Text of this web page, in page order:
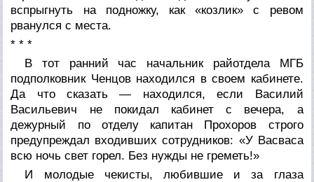
вспрыгнуть на подножку, как «козлик» с ревом
рванулся с места.
* * *
В тот ранний час начальник райотдела МГБ
подполковник Ченцов находился в своем кабинете.
Да что сказать — находился, если Василий
Васильевич не покидал кабинет с вечера, а
дежурный по отделу капитан Прохоров строго
предупреждал входивших сотрудников: «У Васваса
всю ночь свет горел. Без нужды не греметь!»
И молодые чекисты, любившие и за глаза